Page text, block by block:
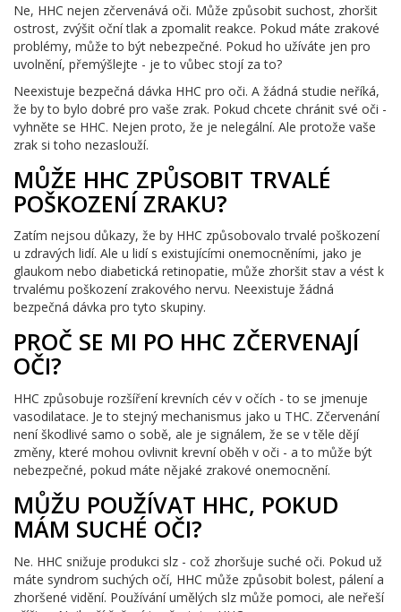
Ne, HHC nejen zčervenává oči. Může způsobit suchost, zhoršit
ostrost, zvýšit oční tlak a zpomalit reakce. Pokud máte zrakové
problémy, může to být nebezpečné. Pokud ho užíváte jen pro
uvolnění, přemýšlejte - je to vůbec stojí za to?
Neexistuje bezpečná dávka HHC pro oči. A žádná studie neříká,
že by to bylo dobré pro vaše zrak. Pokud chcete chránit své oči -
vyhněte se HHC. Nejen proto, že je nelegální. Ale protože vaše
zrak si toho nezaslouží.
MŮŽE HHC ZPŮSOBIT TRVALÉ
POŠKOZENÍ ZRAKU?
Zatím nejsou důkazy, že by HHC způsobovalo trvalé poškození
u zdravých lidí. Ale u lidí s existujícími onemocněními, jako je
glaukom nebo diabetická retinopatie, může zhoršit stav a vést k
trvalému poškození zrakového nervu. Neexistuje žádná
bezpečná dávka pro tyto skupiny.
PROČ SE MI PO HHC ZČERVENAJÍ
OČI?
HHC způsobuje rozšíření krevních cév v očích - to se jmenuje
vasodilatace. Je to stejný mechanismus jako u THC. Zčervenání
není škodlivé samo o sobě, ale je signálem, že se v těle dějí
změny, které mohou ovlivnit krevní oběh v oči - a to může být
nebezpečné, pokud máte nějaké zrakové onemocnění.
MŮŽU POUŽÍVAT HHC, POKUD
MÁM SUCHÉ OČI?
Ne. HHC snižuje produkci slz - což zhoršuje suché oči. Pokud už
máte syndrom suchých očí, HHC může způsobit bolest, pálení a
zhoršené vidění. Používání umělých slz může pomoci, ale neřeší